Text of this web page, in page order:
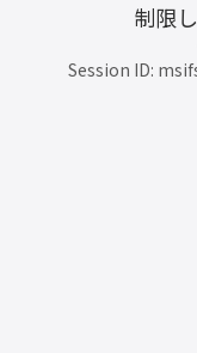
制限
Session ID: